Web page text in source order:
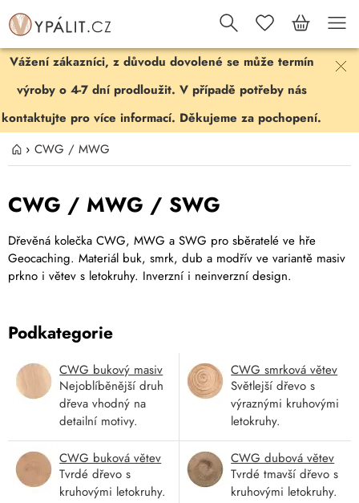
Vážení zákazníci, z důvodu dovolené se může termín
výroby o 4-7 dní prodloužit. V případě potřeby nás
kontaktujte pro více informací. Děkujeme za pochopení.
› CWG / MWG
CWG / MWG / SWG
Dřevěná kolečka CWG, MWG a SWG pro sběratelé ve hře
Geocaching. Materiál buk, smrk, dub a modřív ve variantě masiv
prkno i větev s letokruhy. Inverzní i neinverzní design.
Podkategorie
CWG bukový masiv
Nejoblíběnější druh
dřeva vhodný na
detailní motivy.
CWG smrková větev
Světlejší dřevo s
výraznými kruhovými
letokruhy.
CWG buková větev
Tvrdé dřevo s
kruhovými letokruhy.
CWG dubová větev
Tvrdé tmavší dřevo s
kruhovými letokruhy.